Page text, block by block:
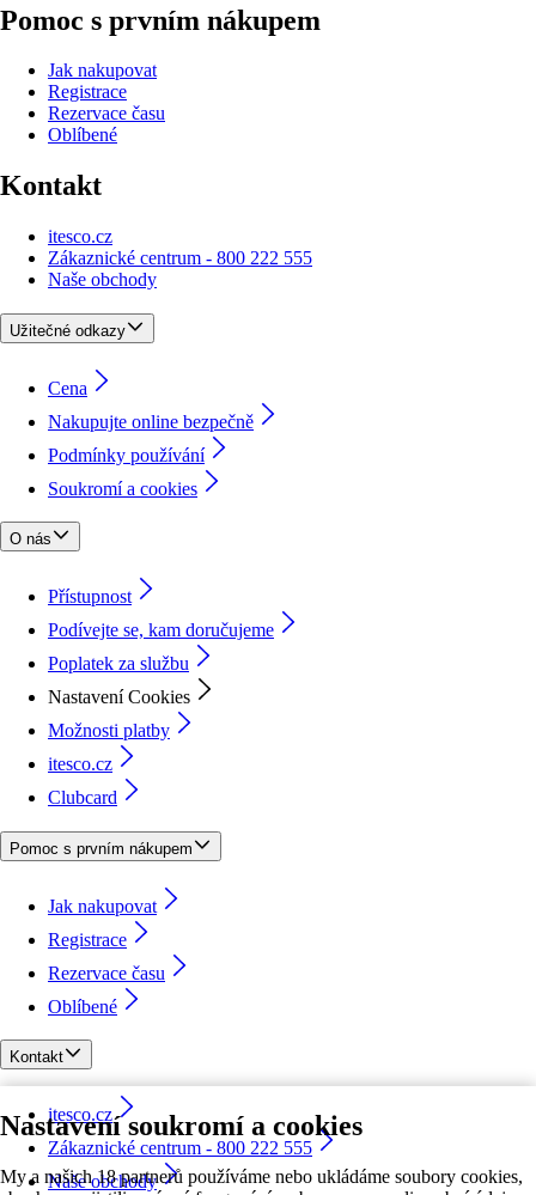
Nastavení soukromí a cookies
My a našich 18 partnerů používáme nebo ukládáme soubory cookies,
Pomoc s prvním nákupem
Jak nakupovat
Registrace
Rezervace času
Oblíbené
Kontakt
itesco.cz
Zákaznické centrum - 800 222 555
Naše obchody
Užitečné odkazy
Cena
Nakupujte online bezpečně
Podmínky používání
Soukromí a cookies
O nás
Přístupnost
Podívejte se, kam doručujeme
Poplatek za službu
Nastavení Cookies
Možnosti platby
itesco.cz
Clubcard
Pomoc s prvním nákupem
Jak nakupovat
Registrace
Rezervace času
Oblíbené
Kontakt
itesco.cz
Zákaznické centrum - 800 222 555
Naše obchody